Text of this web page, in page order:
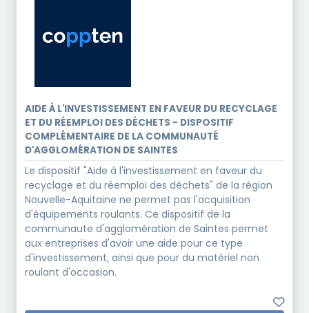
AIDE À L'INVESTISSEMENT EN FAVEUR DU RECYCLAGE
ET DU RÉEMPLOI DES DÉCHETS - DISPOSITIF
COMPLÉMENTAIRE DE LA COMMUNAUTÉ
D'AGGLOMÉRATION DE SAINTES
Le dispositif "Aide à l'investissement en faveur du
recyclage et du réemploi des déchets" de la région
Nouvelle-Aquitaine ne permet pas l'acquisition
d'équipements roulants. Ce dispositif de la
communaute d'agglomération de Saintes permet
aux entreprises d'avoir une aide pour ce type
d'investissement, ainsi que pour du matériel non
roulant d'occasion.